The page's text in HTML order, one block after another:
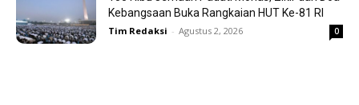
Kebangsaan Buka Rangkaian HUT Ke-81 RI
Tim Redaksi - Agustus 2, 2026 0